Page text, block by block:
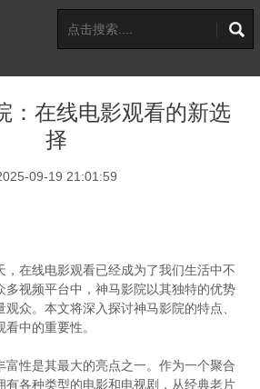
：在线电影观看的新选
择
09-19 21:01:59
，在线电影观看已经成为了我们生活中不
多视频平台中，神马影院以其独特的优势
众。本文将深入探讨神马影院的特点、
中的重要性。
富性是其最大的亮点之一。作为一个聚合
有各种类型的电影和电视剧，从经典老片